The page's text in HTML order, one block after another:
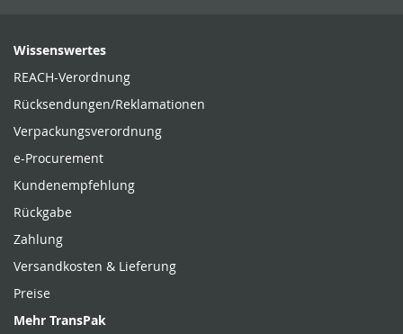
Wissenswertes
REACH-Verordnung
Rücksendungen/Reklamationen
Verpackungsverordnung
e-Procurement
Kundenempfehlung
Rückgabe
Zahlung
Versandkosten & Lieferung
Preise
Mehr TransPak